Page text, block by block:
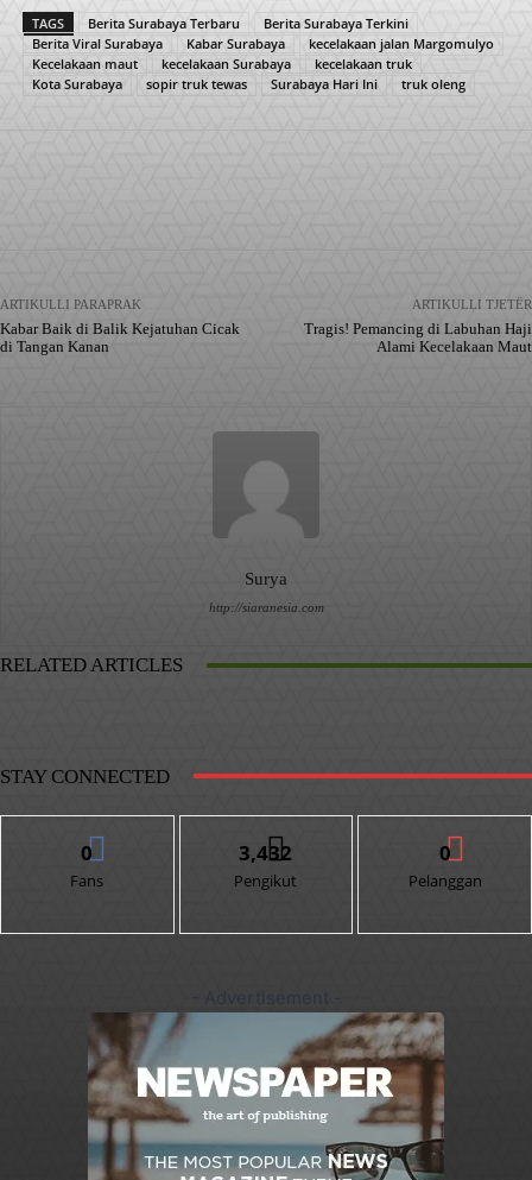
TAGS Berita Surabaya Terbaru
Berita Surabaya Terkini
Berita Viral Surabaya
Kabar Surabaya
kecelakaan jalan Margomulyo
Kecelakaan maut
kecelakaan Surabaya
kecelakaan truk
Kota Surabaya
sopir truk tewas Surabaya Hari Ini truk oleng
ARTIKULLI PARAPRAK
Kabar Baik di Balik Kejatuhan Cicak
di Tangan Kanan
ARTIKULLI TJETËR
Tragis! Pemancing di Labuhan Haji
Alami Kecelakaan Maut
Surya
http://siaranesia.com
RELATED ARTICLES
STAY CONNECTED
0
Fans
3,432
Pengikut
0
Pelanggan